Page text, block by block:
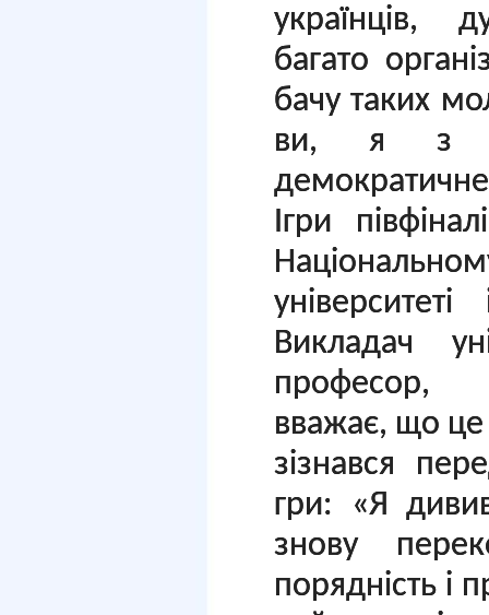
українців,
багато
бачу таких
ви, я з
Ігри
Викладач
професор,
вважає, що це
зізнався
гри: «Я
знову
порядність і